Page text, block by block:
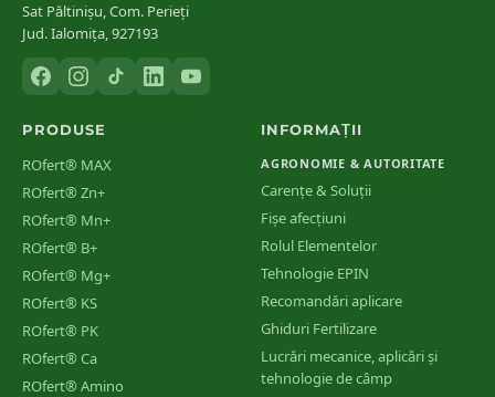
Sat Păltinișu, Com. Perieți
Jud. Ialomița, 927193
PRODUSE
ROfert® MAX
ROfert® Zn+
ROfert® Mn+
ROfert® B+
ROfert® Mg+
ROfert® KS
ROfert® PK
ROfert® Ca
ROfert® Amino
INFORMAȚII
AGRONOMIE & AUTORITATE
Carențe & Soluții
Fișe afecțiuni
Rolul Elementelor
Tehnologie EPIN
Recomandări aplicare
Ghiduri Fertilizare
Lucrări mecanice, aplicări și
tehnologie de câmp